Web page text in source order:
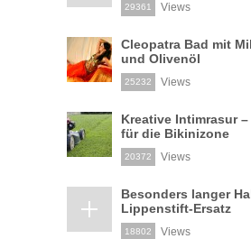
29361 Views
Cleopatra Bad mit
und Olivenöl
25232 Views
Kreative Intimrasur
für die Bikinizone
20372 Views
Besonders langer
Lippenstift-Ersatz
18802 Views